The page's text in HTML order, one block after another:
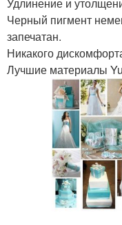
Черный пигмент
запечатан.
Никакого
Лучшие материалы